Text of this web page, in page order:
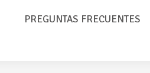
PREGUNTAS FRECUENTES